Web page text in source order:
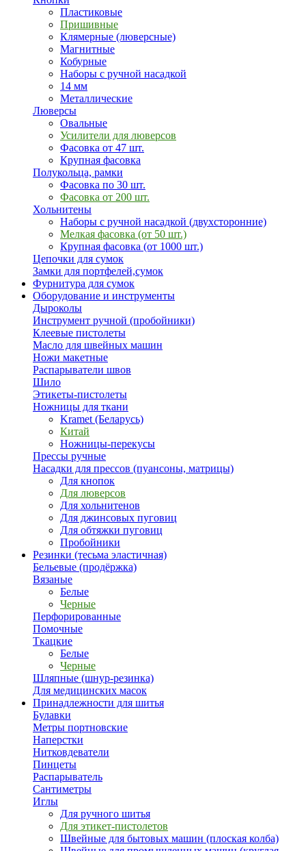
Пластиковые
Пришивные
Клямерные (люверсные)
Магнитные
Кобурные
Наборы с ручной насадкой
14 мм
Металлические
Люверсы
Овальные
Усилители для люверсов
Фасовка от 47 шт.
Крупная фасовка
Полукольца, рамки
Фасовка по 30 шт.
Фасовка от 200 шт.
Хольнитены
Наборы с ручной насадкой (двухсторонние)
Мелкая фасовка (от 50 шт.)
Крупная фасовка (от 1000 шт.)
Цепочки для сумок
Замки для портфелей,сумок
Фурнитура для сумок
Оборудование и инструменты
Дыроколы
Инструмент ручной (пробойники)
Клеевые пистолеты
Масло для швейных машин
Ножи макетные
Распарыватели швов
Шило
Этикеты-пистолеты
Ножницы для ткани
Kramet (Беларусь)
Китай
Ножницы-перекусы
Прессы ручные
Насадки для прессов (пуансоны, матрицы)
Для кнопок
Для люверсов
Для хольнитенов
Для джинсовых пуговиц
Для обтяжки пуговиц
Пробойники
Резинки (тесьма эластичная)
Бельевые (продёржка)
Вязаные
Белые
Черные
Перфорированные
Помочные
Ткацкие
Белые
Черные
Шляпные (шнур-резинка)
Для медицинских масок
Принадлежности для шитья
Булавки
Метры портновские
Наперстки
Нитковдеватели
Пинцеты
Распарыватель
Сантиметры
Иглы
Для ручного шитья
Для этикет-пистолетов
Швейные для бытовых машин (плоская колба)